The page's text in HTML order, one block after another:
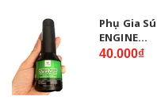
Phụ Gia
ENGINE...
40.000₫